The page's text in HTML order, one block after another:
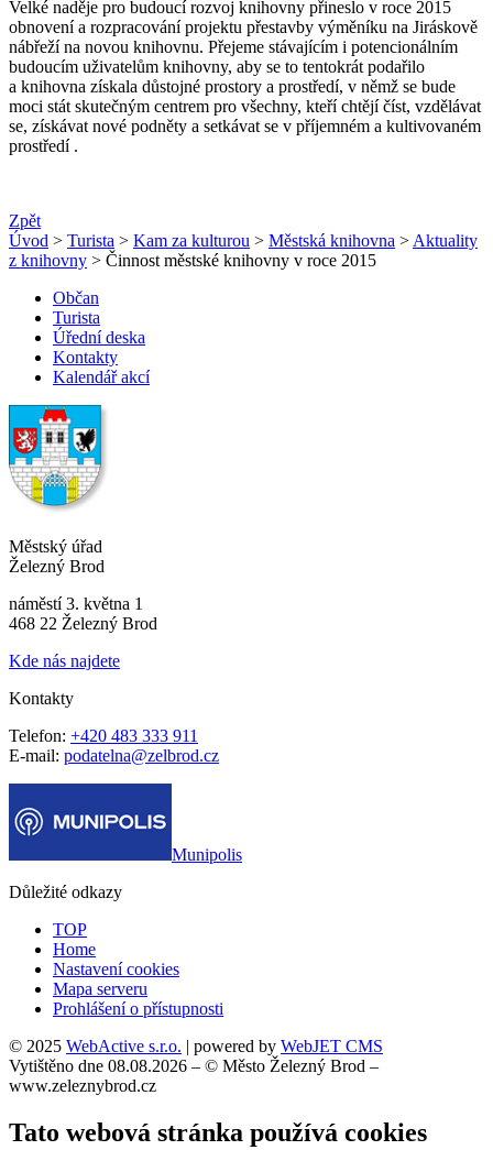
Velké naděje pro budoucí rozvoj knihovny přineslo v roce 2015
obnovení a rozpracování projektu přestavby výměníku na Jiráskově
nábřeží na novou knihovnu. Přejeme stávajícím i potencionálním
budoucím uživatelům knihovny, aby se to tentokrát podařilo
a knihovna získala důstojné prostory a prostředí, v němž se bude
moci stát skutečným centrem pro všechny, kteří chtějí číst, vzdělávat
se, získávat nové podněty a setkávat se v příjemném a kultivovaném
prostředí .
Zpět
Úvod > Turista > Kam za kulturou > Městská knihovna > Aktuality
z knihovny > Činnost městské knihovny v roce 2015
Občan
Turista
Úřední deska
Kontakty
Kalendář akcí
Městský úřad
Železný Brod
náměstí 3. května 1
468 22 Železný Brod
Kde nás najdete
Kontakty
Telefon: +420 483 333 911
E-mail: podatelna@zelbrod.cz
Munipolis
Důležité odkazy
TOP
Home
Nastavení cookies
Mapa serveru
Prohlášení o přístupnosti
© 2025 WebActive s.r.o. | powered by WebJET CMS
Vytištěno dne 08.08.2026 – © Město Železný Brod –
www.zeleznybrod.cz
Tato webová stránka používá cookies